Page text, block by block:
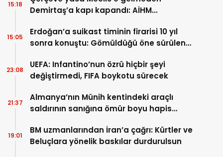
Demirtaş’a kapı kapandı: AİHM
tartışması
15:18
Erdoğan’a suikast timinin firarisi 10 yıl
sonra konuştu: Gömüldüğü öne sürülen
15:05
UEFA: Infantino’nun özrü hiçbir şeyi
değiştirmedi, FIFA boykotu sürecek
23:08
Almanya’nın Münih kentindeki araçlı
saldırının sanığına ömür boyu hapis
21:37
BM uzmanlarından İran’a çağrı: Kürtler ve
Beluçlara yönelik baskılar durdurulsun
19:01